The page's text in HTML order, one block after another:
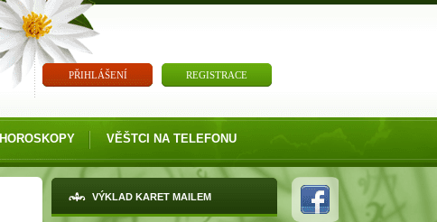
PŘIHLÁŠENÍ REGISTRACE
HOROSKOPY VĚŠTCI NA TELEFONU
VÝKLAD KARET MAILEM